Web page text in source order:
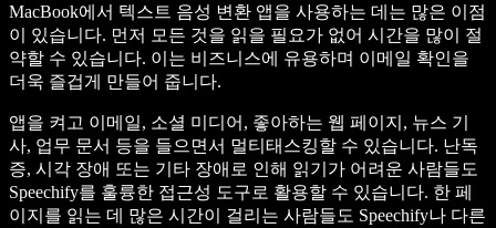
MacBook에서 텍스트 음성 변환 앱을 사용하는 데는 많은 이점
이 있습니다. 먼저 모든 것을 읽을 필요가 없어 시간을 많이 절
약할 수 있습니다. 이는 비즈니스에 유용하며 이메일 확인을
더욱 즐겁게 만들어 줍니다.
앱을 켜고 이메일, 소셜 미디어, 좋아하는 웹 페이지, 뉴스 기
사, 업무 문서 등을 들으면서 멀티태스킹할 수 있습니다. 난독
증, 시각 장애 또는 기타 장애로 인해 읽기가 어려운 사람들도
Speechify를 훌륭한 접근성 도구로 활용할 수 있습니다. 한 페
이지를 읽는 데 많은 시간이 걸리는 사람들도 Speechify나 다른